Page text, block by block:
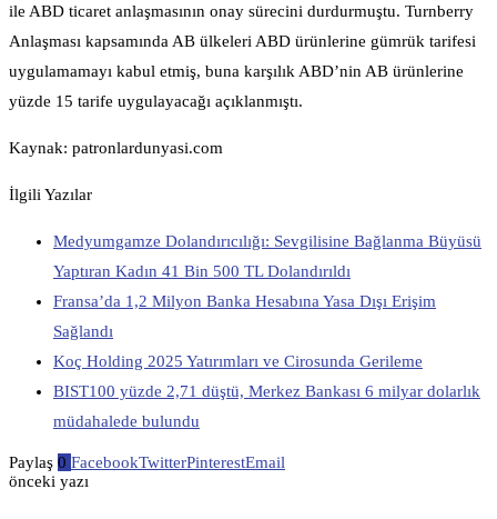
ile ABD ticaret anlaşmasının onay sürecini durdurmuştu. Turnberry
Anlaşması kapsamında AB ülkeleri ABD ürünlerine gümrük tarifesi
uygulamamayı kabul etmiş, buna karşılık ABD’nin AB ürünlerine
yüzde 15 tarife uygulayacağı açıklanmıştı.
Kaynak: patronlardunyasi.com
İlgili Yazılar
Medyumgamze Dolandırıcılığı: Sevgilisine Bağlanma Büyüsü
Yaptıran Kadın 41 Bin 500 TL Dolandırıldı
Fransa’da 1,2 Milyon Banka Hesabına Yasa Dışı Erişim
Sağlandı
Koç Holding 2025 Yatırımları ve Cirosunda Gerileme
BIST100 yüzde 2,71 düştü, Merkez Bankası 6 milyar dolarlık
müdahalede bulundu
Paylaş 0 FacebookTwitterPinterestEmail
önceki yazı